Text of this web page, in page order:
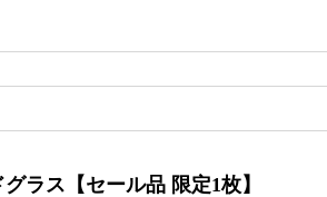
ラス【セール品 限定1枚】